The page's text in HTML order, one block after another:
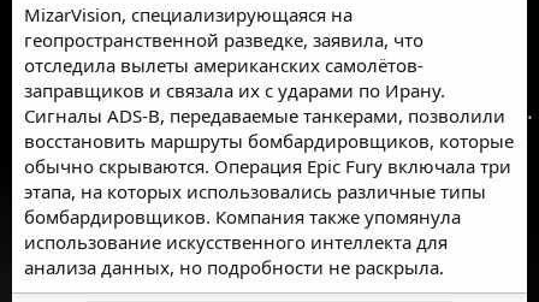
MizarVision, специализирующаяся на
геопространственной разведке, заявила, что
отследила вылеты американских самолётов-
заправщиков и связала их с ударами по Ирану.
Сигналы ADS-B, передаваемые танкерами, позволили
восстановить маршруты бомбардировщиков, которые
обычно скрываются. Операция Epic Fury включала три
этапа, на которых использовались различные типы
бомбардировщиков. Компания также упомянула
использование искусственного интеллекта для
анализа данных, но подробности не раскрыла.